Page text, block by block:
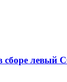
сборе левый